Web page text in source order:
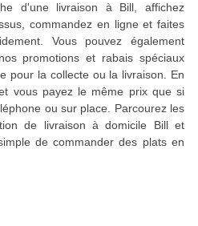
d'une livraison à Bill, affichez
commandez en ligne et faites
Vous pouvez également
promotions et rabais spéciaux
pour la collecte ou la livraison. En
vous payez le même prix que si
ou sur place. Parcourez les
de livraison à domicile Bill et
de commander des plats en